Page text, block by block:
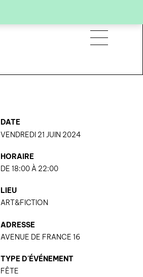
DATE
VENDREDI 21 JUIN 2024
HORAIRE
DE 18:00 À 22:00
LIEU
ART&FICTION
ADRESSE
AVENUE DE FRANCE 16
TYPE D'ÉVÉNEMENT
FÊTE